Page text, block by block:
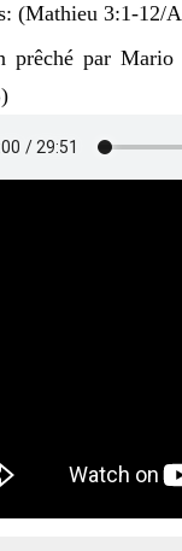
(Mathieu 3:1-12/
prêché par